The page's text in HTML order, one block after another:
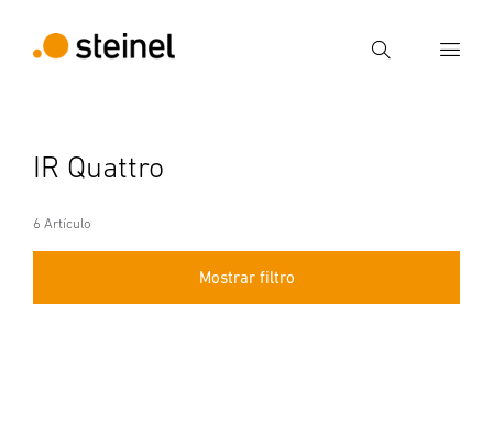
Búsqueda
Búsqueda
IR Quattro
6 Artículo
Mostrar filtro